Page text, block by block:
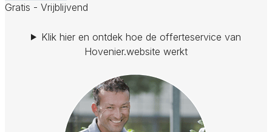
Gratis - Vrijblijvend
Klik hier en ontdek hoe de offerteservice van
Hovenier.website werkt